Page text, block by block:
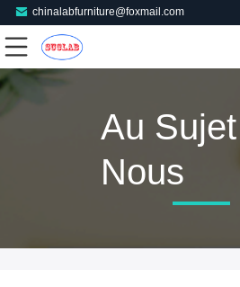
chinalabfurniture@foxmail.com
Au
Nous